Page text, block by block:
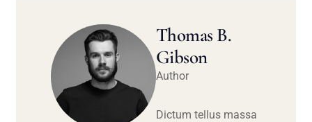
Thomas B.
Gibson
Author
Dictum tellus massa